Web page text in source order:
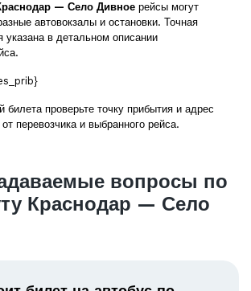
— Село Дивное рейсы могут
автовокзалы и остановки. Точная
указана в детальном описании
билета проверьте точку прибытия и адрес
перевозчика и выбранного рейса.
вопросы по
Краснодар — Село